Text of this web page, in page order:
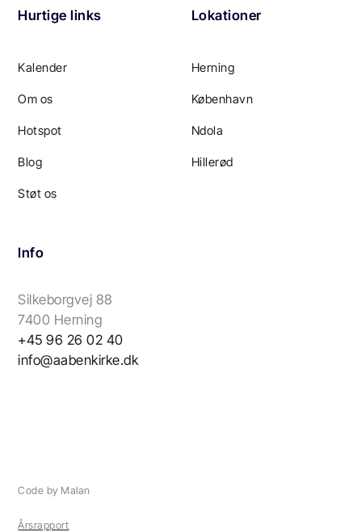
Hurtige links
Kalender
Om os
Hotspot
Blog
Støt os
Lokationer
Herning
København
Ndola
Hillerød
Info
Silkeborgvej 88
7400 Herning
+45 96 26 02 40
info@aabenkirke.dk
Årsrapport
Code by Malan